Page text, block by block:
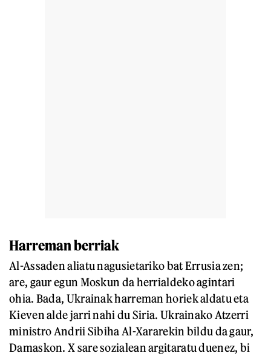
Harreman berriak
Al-Assaden aliatu nagusietariko bat Errusia zen;
are, gaur egun Moskun da herrialdeko agintari
ohia. Bada, Ukrainak harreman horiek aldatu eta
Kieven alde jarri nahi du Siria. Ukrainako Atzerri
ministro Andrii Sibiha Al-Xararekin bildu da gaur,
Damaskon. X sare sozialean argitaratu duenez, bi